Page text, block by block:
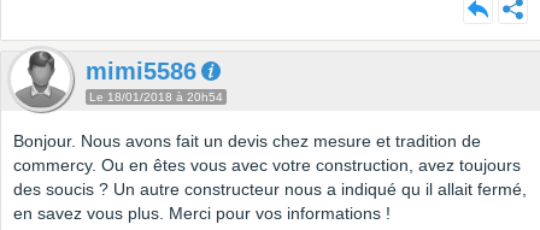
mimi5586
Le 18/01/2018 à 20h54
Bonjour. Nous avons fait un devis chez mesure et tradition de
commercy. Ou en êtes vous avec votre construction, avez toujours
des soucis ? Un autre constructeur nous a indiqué qu il allait fermé,
en savez vous plus. Merci pour vos informations !